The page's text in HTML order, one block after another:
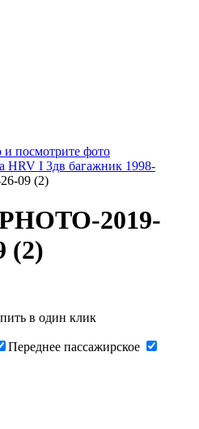
и посмотрите фото
HRV I 3дв багажник 1998-
09 (2)
2019-
(2)
в один клик
Переднее пассажирское